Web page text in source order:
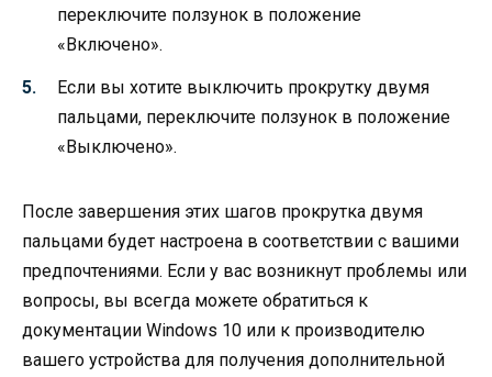
переключите ползунок в положение
«Включено».
Если вы хотите выключить прокрутку двумя
пальцами, переключите ползунок в положение
«Выключено».
После завершения этих шагов прокрутка двумя
пальцами будет настроена в соответствии с вашими
предпочтениями. Если у вас возникнут проблемы или
вопросы, вы всегда можете обратиться к
документации Windows 10 или к производителю
вашего устройства для получения дополнительной